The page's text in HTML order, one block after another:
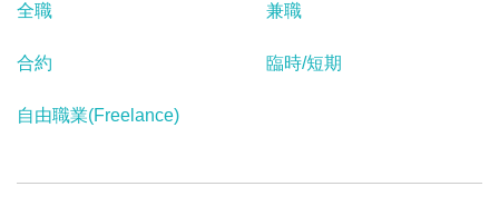
全職 兼職
合約 臨時/短期
自由職業(Freelance)